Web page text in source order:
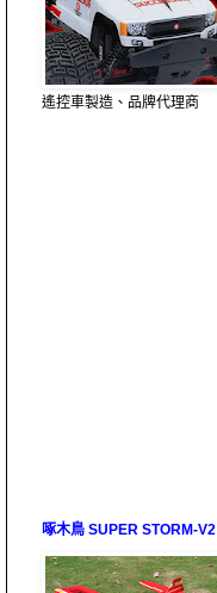
遙控車製造、品牌代理商
啄木鳥 SUPER STORM-V2